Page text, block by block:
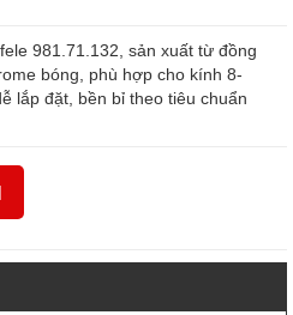
981.71.132, sản xuất từ đồng
bóng, phù hợp cho kính 8-
lắp đặt, bền bỉ theo tiêu chuẩn